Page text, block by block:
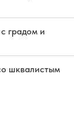
градом и
шквалистым